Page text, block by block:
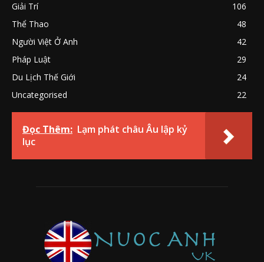
Giải Trí
106
Thể Thao
48
Người Việt Ở Anh
42
Pháp Luật
29
Du Lịch Thế Giới
24
Uncategorised
22
Đọc Thêm: Lạm phát châu Âu lập kỷ
lục